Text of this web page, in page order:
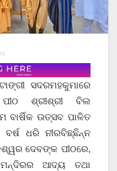
ସଦରମହକୁମାରେ
ଶ୍ରୀଶ୍ରୀ ବିଲ
ବାର୍ଷିକ ଉତ୍ସବ ପାଳିତ
ଧରି ନୀରବିଛ୍ଛିନ୍ନ
ଦେବଙ୍କ ପୀଠରେ,
ମନ୍ଦିରର ଆଦ୍ୟ ତଥା